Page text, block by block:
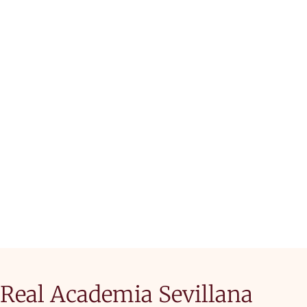
Real Academia Sevillana